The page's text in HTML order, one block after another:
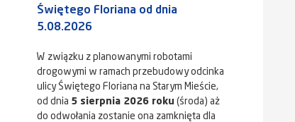
Świętego Floriana od dnia
5.08.2026
W związku z planowanymi robotami
drogowymi w ramach przebudowy odcinka
ulicy Świętego Floriana na Starym Mieście,
od dnia 5 sierpnia 2026 roku (środa) aż
do odwołania zostanie ona zamknięta dla